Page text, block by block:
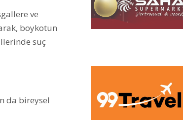
ve
boykotun
suç
da bireysel